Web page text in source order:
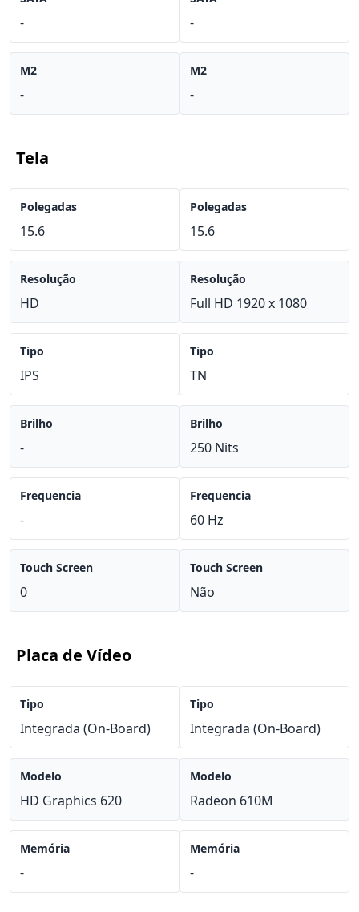
-
M2
-
-
M2
-
Tela
Polegadas
15.6
Resolução
HD
Tipo
IPS
Brilho
-
Frequencia
-
Touch Screen
0
Polegadas
15.6
Resolução
Full HD 1920 x 1080
Tipo
TN
Brilho
250 Nits
Frequencia
60 Hz
Touch Screen
Não
Placa de Vídeo
Tipo
Integrada (On-Board)
Modelo
HD Graphics 620
Memória
-
Tipo
Integrada (On-Board)
Modelo
Radeon 610M
Memória
-